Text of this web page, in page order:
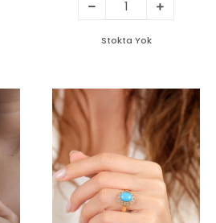
Stokta Yok